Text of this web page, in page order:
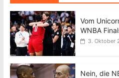
Vom
WNBA
3. Oktober
Nein, die